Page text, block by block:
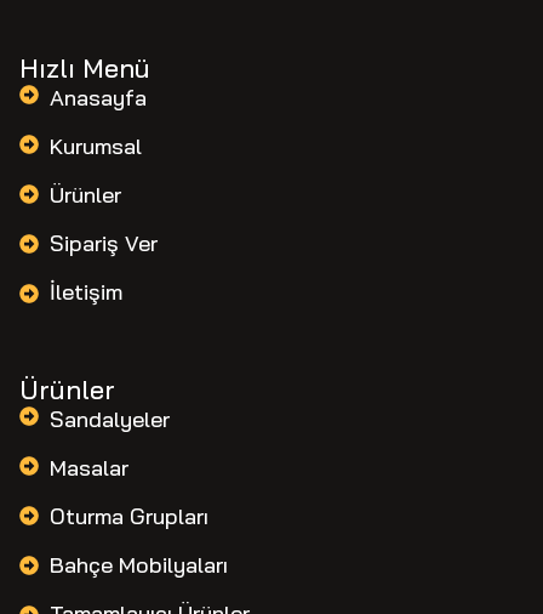
Hızlı Menü
Anasayfa
Kurumsal
Ürünler
Sipariş Ver
İletişim
Ürünler
Sandalyeler
Masalar
Oturma Grupları
Bahçe Mobilyaları